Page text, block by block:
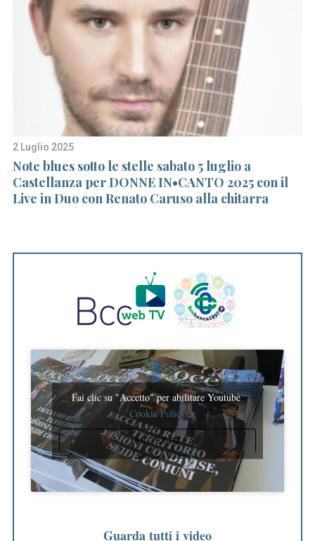
2 Luglio 2025
Note blues sotto le stelle sabato 5 luglio a
Castellanza per DONNE IN•CANTO 2025 con il
Live in Duo con Renato Caruso alla chitarra
Fai clic su "Accetto" per abilitare Youtube
Cookie Policy
ACCETTO
Guarda tutti i video